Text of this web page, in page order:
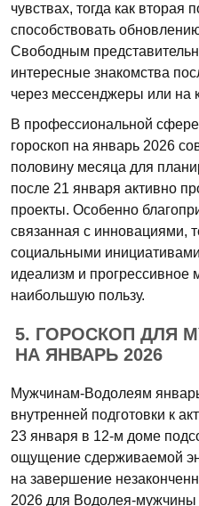
чувствах, тогда как вторая
способствовать
Свободным
интересные знакомства
через мессенджеры или на
В профессиональной
гороскоп на январь 2026
половину месяца для
после 21 января активно
проекты. Особенно
связанная с инновациями,
социальными
идеализм и
наибольшую пользу.
5. ГОРОСКОП ДЛЯ
НА ЯНВАРЬ 2026
Мужчинам-Водолеям
внутренней подготовки к
23 января в 12-м доме
ощущение сдерживаемой
на завершение
2026 для Водолея-мужчины